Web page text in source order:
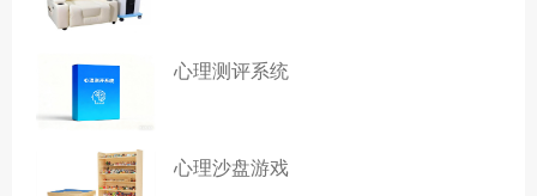
心理测评系统
心理沙盘游戏